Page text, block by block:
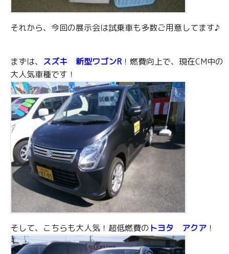
それから、今回の展示会は試乗車も多数ご用意してます♪
まずは、 スズキ 新型ワゴンR ！燃費向上で、現在CM中の
大人気車種です！
そして、こちらも大人気！超低燃費の トヨタ アクア ！